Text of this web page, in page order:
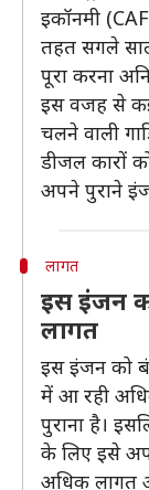
इकॉनमी
तहत सगले
पूरा करना
इस वजह से
चलने वाली
डीजल कारों
अपने पुराने
लागत
इस इंजन
लागत
इस इंजन को
में आ रही
पुराना है।
के लिए इसे
अधिक लागत